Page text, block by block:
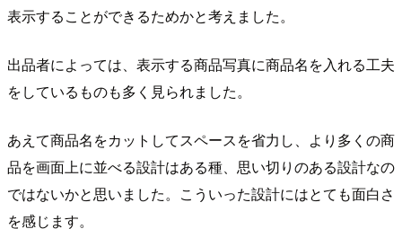
表示することができるためかと考えました。
出品者によっては、表示する商品写真に商品名を入れる工夫
をしているものも多く見られました。
あえて商品名をカットしてスペースを省力し、より多くの商
品を画面上に並べる設計はある種、思い切りのある設計なの
ではないかと思いました。こういった設計にはとても面白さ
を感じます。